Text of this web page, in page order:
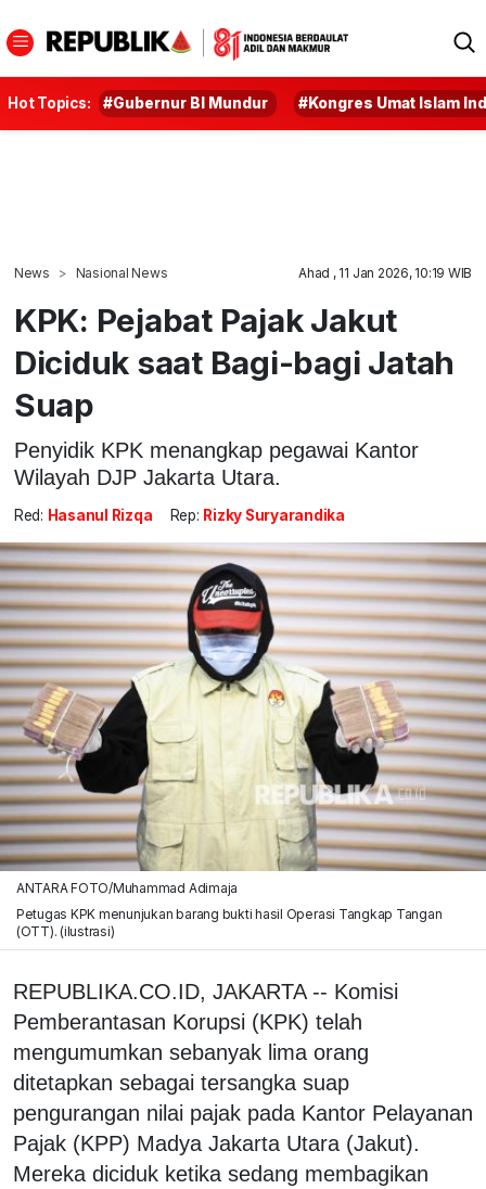
Hot Topics: #Gubernur BI Mundur #Kongres Umat Islam
News Nasional News Ahad , 11 Jan 2026, 10:19 WIB
KPK: Pejabat Pajak Jakut
Diciduk saat Bagi-bagi Jatah
Suap
Penyidik KPK menangkap pegawai Kantor
Wilayah DJP Jakarta Utara.
Red: Hasanul Rizqa Rep: Rizky Suryarandika
ANTARA FOTO/Muhammad Adimaja
Petugas KPK menunjukan barang bukti hasil Operasi Tangkap Tangan
(OTT). (ilustrasi)
REPUBLIKA.CO.ID, JAKARTA -- Komisi
Pemberantasan Korupsi (KPK) telah
mengumumkan sebanyak lima orang
ditetapkan sebagai tersangka suap
pengurangan nilai pajak pada Kantor Pelayanan
Pajak (KPP) Madya Jakarta Utara (Jakut).
Mereka diciduk ketika sedang membagikan